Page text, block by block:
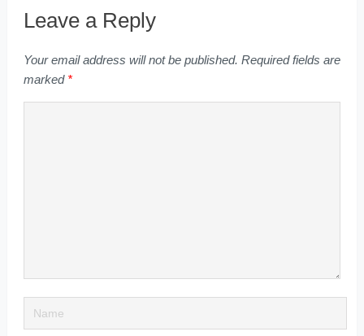
Leave a Reply
Your email address will not be published. Required fields are
marked *